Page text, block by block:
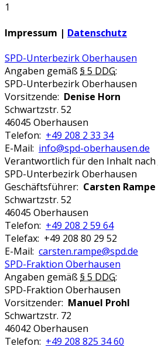
1
Impressum | Datenschutz
SPD-Unterbezirk Oberhausen
Angaben gemäß § 5 DDG:
SPD-Unterbezirk Oberhausen
Vorsitzende: Denise Horn
Schwartzstr. 52
46045 Oberhausen
Telefon: +49 208 2 33 34
E-Mail: info@spd-oberhausen.de
Verantwortlich für den Inhalt nach
SPD-Unterbezirk Oberhausen
Geschäftsführer: Carsten Rampe
Schwartzstr. 52
46045 Oberhausen
Telefon: +49 208 2 59 64
Telefax: +49 208 80 29 52
E-Mail: carsten.rampe@spd.de
SPD-Fraktion Oberhausen
Angaben gemäß § 5 DDG:
SPD-Fraktion Oberhausen
Vorsitzender: Manuel Prohl
Schwartzstr. 72
46042 Oberhausen
Telefon: +49 208 825 34 60